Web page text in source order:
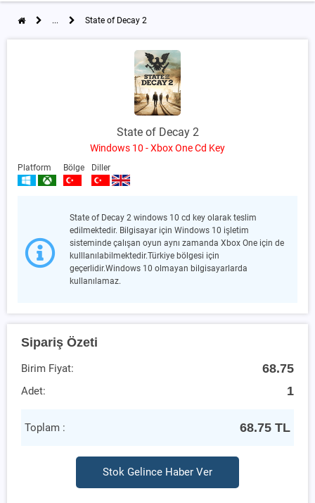
... State of Decay 2
State of Decay 2
Windows 10 - Xbox One Cd Key
Platform Bölge Diller
State of Decay 2 windows 10 cd key olarak teslim
edilmektedir. Bilgisayar için Windows 10 işletim
sisteminde çalışan oyun aynı zamanda Xbox One için de
kulllanılabilmektedir.Türkiye bölgesi için
geçerlidir.Windows 10 olmayan bilgisayarlarda
kullanılamaz.
Sipariş Özeti
Birim Fiyat: 68.75
Adet: 1
Toplam : 68.75 TL
Stok Gelince Haber Ver